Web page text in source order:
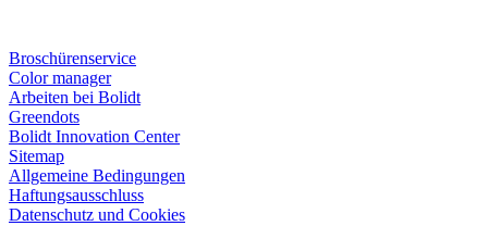
Broschürenservice
Color manager
Arbeiten bei Bolidt
Greendots
Bolidt Innovation Center
Sitemap
Allgemeine Bedingungen
Haftungsausschluss
Datenschutz und Cookies